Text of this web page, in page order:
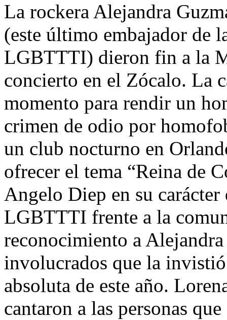
La rockera Alejandra
(este último embajador
LGBTTTI) dieron fin a la
concierto en el Zócalo. La
momento para rendir un
crimen de odio por
un club nocturno en
ofrecer el tema “Reina de
Angelo Diep en su
LGBTTTI frente a la
reconocimiento a
involucrados que la
absoluta de este año.
cantaron a las personas